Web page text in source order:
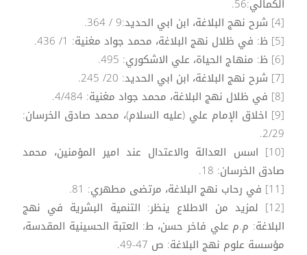
الكمالي:56.
[4] شرح نهج البلاغة، ابن ابي الحديد:9 / 364.
[5] ظ: في ظلال نهج البلاغة، محمد جواد مغنية: 1/ 436.
[6] ظ: منهاج الحياة، علي الاشكوري: 495.
[7] شرح نهج البلاغة، ابن ابي الحديد: 20/ 245.
[8] في ظلال نهج البلاغة، محمد جواد مغنية: 4/484.
[9] اخلاق الإمام علي (عليه السلام)، محمد صادق الخرسان:
2/29.
[10] اسس العدالة والاعتدال عند امير المؤمنين، محمد
صادق الخرسان: 18.
[11] في رحاب نهج البلاغة، مرتضى مطهري: 81.
[12] لمزيد من الاطلاع ينظر: التنمية البشرية في نهج
البلاغة: م.م علي فاخر حسن، ط: العتبة الحسينية المقدسة،
مؤسسة علوم نهج البلاغة: ص 47-49.